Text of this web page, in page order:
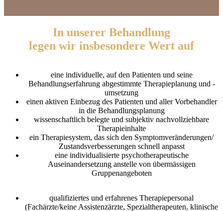
In unserer Behandlung
legen wir insbesondere Wert auf
eine individuelle, auf den Patienten und seine
Behandlungserfahrung abgestimmte Therapieplanung und -
umsetzung
einen aktiven Einbezug des Patienten und aller Vorbehandler
in die Behandlungsplanung
wissenschaftlich belegte und subjektiv nachvollziehbare
Therapieinhalte
ein Therapiesystem, das sich den Symptomveränderungen/
Zustandsverbesserungen schnell anpasst
eine individualisierte psychotherapeutische
Auseinandersetzung anstelle von übermässigen
Gruppenangeboten
qualifiziertes und erfahrenes Therapiepersonal
(Fachärzte/keine Assistenzärzte, Spezialtherapeuten, klinische